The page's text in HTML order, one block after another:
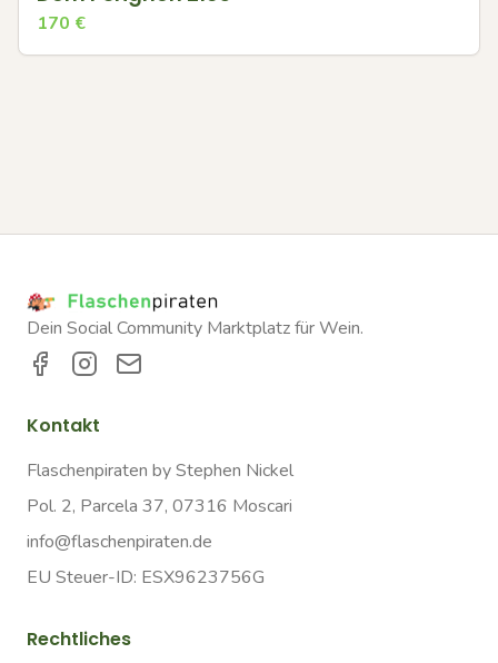
170 €
Dein Social Community Marktplatz für Wein.
Kontakt
Flaschenpiraten by Stephen Nickel
Pol. 2, Parcela 37, 07316 Moscari
info@flaschenpiraten.de
EU Steuer-ID: ESX9623756G
Rechtliches